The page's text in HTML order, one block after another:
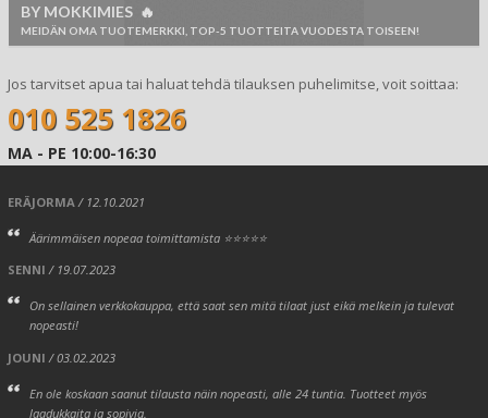
BY MOKKIMIES 🔥
MEIDÄN OMA TUOTEMERKKI, TOP-5 TUOTTEITA VUODESTA TOISEEN!
Jos tarvitset apua tai haluat tehdä tilauksen puhelimitse, voit soittaa:
010 525 1826
MA - PE 10:00-16:30
ERÄJORMA / 12.10.2021
Äärimmäisen nopeaa toimittamista ⭐⭐⭐⭐⭐
SENNI / 19.07.2023
On sellainen verkkokauppa, että saat sen mitä tilaat just eikä melkein ja tulevat
nopeasti!
JOUNI / 03.02.2023
En ole koskaan saanut tilausta näin nopeasti, alle 24 tuntia. Tuotteet myös
laadukkaita ja sopivia.